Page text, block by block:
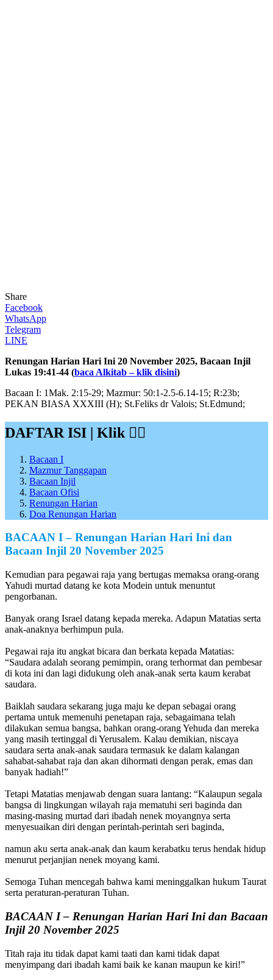
Share
Facebook
WhatsApp
Telegram
LINE
Renungan Harian Hari Ini 20 November 2025, Bacaan Injil
Lukas 19:41-44 (baca Alkitab – klik disini)
Bacaan I: 1Mak. 2:15-29; Mazmur: 50:1-2.5-6.14-15; R:23b;
PEKAN BIASA XXXIII (H); St.Feliks dr Valois; St.Edmund;
DAFTAR ISI | Klik 👇🏻
Bacaan I
Mazmur Tanggapan
Bacaan Injil
Bacaan Ofisi
Renungan Harian
Doa Renungan Harian
BACAAN I – Renungan Harian Hari Ini dan
Bacaan Injil 20 November 2025
Kemudian para pegawai raja yang bertugas memaksa orang-orang
Yahudi murtad datang ke kota Modein untuk menuntut
pengorbanan.
Banyak orang Israel datang kepada mereka. Adapun Matatias serta
anak-anaknya berhimpun pula.
Pegawai raja itu angkat bicara dan berkata kepada Matatias:
“Saudara adalah seorang pemimpin, orang terhormat dan pembesar
di kota ini dan lagi didukung oleh anak-anak serta kaum kerabat
saudara.
Baiklah saudara sekarang juga maju ke depan sebagai orang
pertama untuk memenuhi penetapan raja, sebagaimana telah
dilakukan semua bangsa, bahkan orang-orang Yehuda dan mereka
yang masih tertinggal di Yerusalem. Kalau demikian, niscaya
saudara serta anak-anak saudara termasuk ke dalam kalangan
sahabat-sahabat raja dan akan dihormati dengan perak, emas dan
banyak hadiah!”
Tetapi Matatias menjawab dengan suara lantang: “Kalaupun segala
bangsa di lingkungan wilayah raja mematuhi seri baginda dan
masing-masing murtad dari ibadah nenek moyangnya serta
menyesuaikan diri dengan perintah-perintah seri baginda,
namun aku serta anak-anak dan kaum kerabatku terus hendak hidup
menurut perjanjian nenek moyang kami.
Semoga Tuhan mencegah bahwa kami meninggalkan hukum Taurat
serta peraturan-peraturan Tuhan.
BACAAN I – Renungan Harian Hari Ini dan Bacaan
Injil 20 November 2025
Titah raja itu tidak dapat kami taati dan kami tidak dapat
menyimpang dari ibadah kami baik ke kanan maupun ke kiri!”